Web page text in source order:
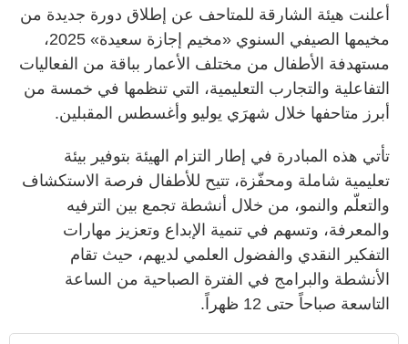
أعلنت هيئة الشارقة للمتاحف عن إطلاق دورة جديدة من
مخيمها الصيفي السنوي «مخيم إجازة سعيدة» 2025،
مستهدفة الأطفال من مختلف الأعمار بباقة من الفعاليات
التفاعلية والتجارب التعليمية، التي تنظمها في خمسة من
أبرز متاحفها خلال شهرَي يوليو وأغسطس المقبلين.
تأتي هذه المبادرة في إطار التزام الهيئة بتوفير بيئة
تعليمية شاملة ومحفّزة، تتيح للأطفال فرصة الاستكشاف
والتعلّم والنمو، من خلال أنشطة تجمع بين الترفيه
والمعرفة، وتسهم في تنمية الإبداع وتعزيز مهارات
التفكير النقدي والفضول العلمي لديهم، حيث تقام
الأنشطة والبرامج في الفترة الصباحية من الساعة
التاسعة صباحاً حتى 12 ظهراً.